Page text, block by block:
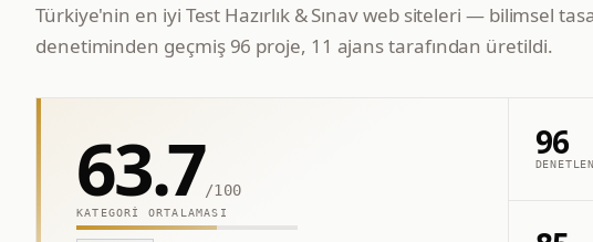
Türkiye'nin en iyi Test Hazırlık & Sınav web siteleri — bilimsel
denetiminden geçmiş 96 proje, 11 ajans tarafından üretildi.
63.7/100
KATEGORI ORTALAMASI
96